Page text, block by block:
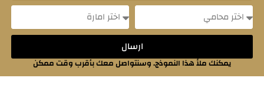
ارسال
يمكنك ملأ هذا النموذج. وسنتواصل معك بأقرب وقت ممكن